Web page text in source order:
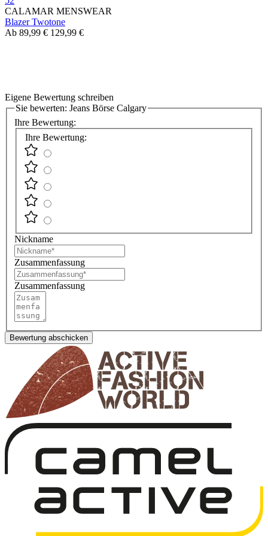
CALAMAR MENSWEAR
Blazer Twotone
Ab 89,99 € 129,99 €
Eigene Bewertung schreiben
Sie bewerten: Jeans Börse Calgary
Ihre Bewertung:
Ihre Bewertung:
Nickname
Zusammenfassung
Zusammenfassung
Bewertung abschicken